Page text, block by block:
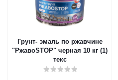
Грунт- эмаль по ржавчине
"РжавоSTOP" черная 10 кг (1)
текс